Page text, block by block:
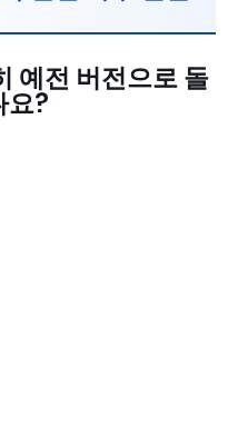
예전 버전으로 돌
요?